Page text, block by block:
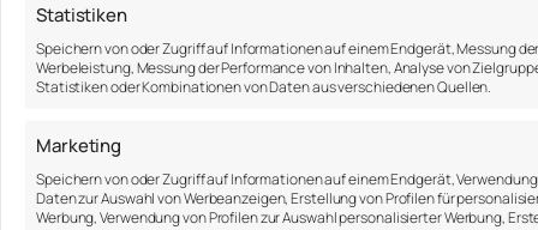
Statistiken
Speichern von oder Zugriff auf Informationen auf einem Endgerät, Messung
Werbeleistung, Messung der Performance von Inhalten, Analyse von
Statistiken oder Kombinationen von Daten aus verschiedenen Quellen.
Marketing
Speichern von oder Zugriff auf Informationen auf einem Endgerät,
Daten zur Auswahl von Werbeanzeigen, Erstellung von Profilen für
Werbung, Verwendung von Profilen zur Auswahl personalisierter Werbung,
hat Lance Armstrong versucht das Beste
daraus zu machen, er transformierte das
Schreckliche zu einer einzigartigen
demonstriert das Beispiel den
Restrukturierungsansatz in einer äußerst
kritischen Situation.